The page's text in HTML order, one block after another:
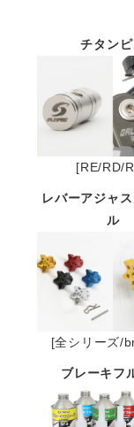
チタン
[RE/RD/
レバーアジャ
ル
[全シリーズ/
ブレーキフ